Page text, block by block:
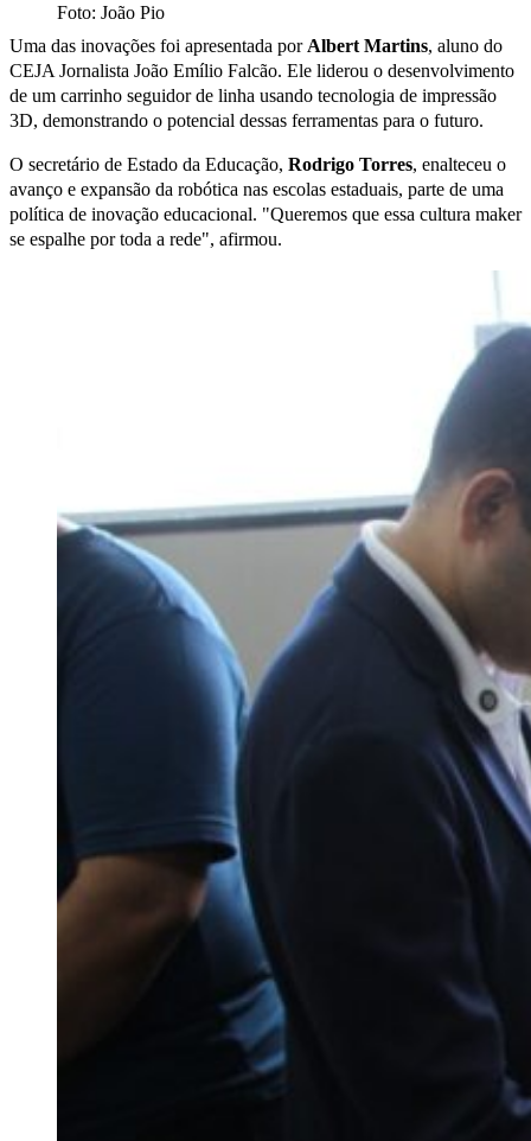
Foto: João Pio
Uma das inovações foi apresentada por Albert Martins, aluno do
CEJA Jornalista João Emílio Falcão. Ele liderou o desenvolvimento
de um carrinho seguidor de linha usando tecnologia de impressão
3D, demonstrando o potencial dessas ferramentas para o futuro.
O secretário de Estado da Educação, Rodrigo Torres, enalteceu o
avanço e expansão da robótica nas escolas estaduais, parte de uma
política de inovação educacional. "Queremos que essa cultura maker
se espalhe por toda a rede", afirmou.